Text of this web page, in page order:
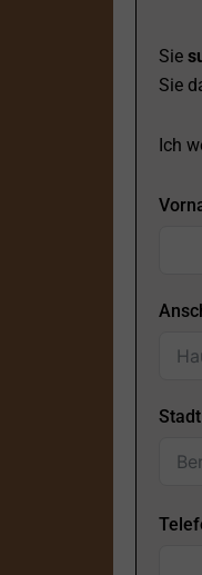
Sie
Sie
Ich
Stadt